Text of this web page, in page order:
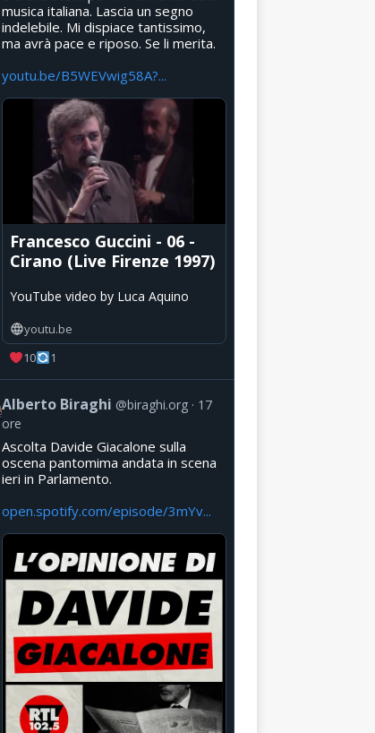
musica italiana. Lascia un segno
indelebile. Mi dispiace tantissimo,
ma avrà pace e riposo. Se li merita.
youtu.be/B5WEVwig58A?...
Francesco Guccini - 06 -
Cirano (Live Firenze 1997)
YouTube video by Luca Aquino
youtu.be
10
1
Alberto Biraghi @biraghi.org
17
ore
Ascolta Davide Giacalone sulla
oscena pantomima andata in scena
ieri in Parlamento.
open.spotify.com/episode/3mYv...